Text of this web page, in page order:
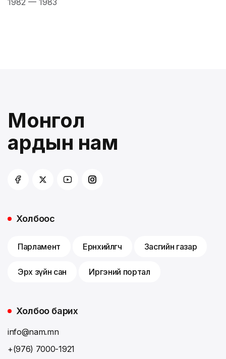
1982 — 1983
Монгол
ардын нам
Холбоос
Парламент Ерөнхийлөгч Засгийн газар
Эрх зүйн сан Иргэний портал
Холбоо барих
info@nam.mn
+(976) 7000-1921